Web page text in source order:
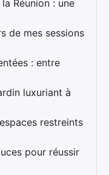
Réunion : une
de mes sessions
: entre
luxuriant à
restreints
pour réussir